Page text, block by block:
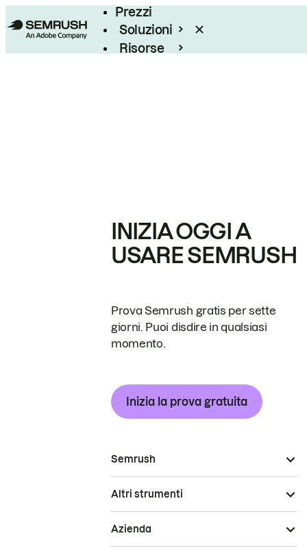
Prezzi
Soluzioni
Risorse
INIZIA OGGI A
USARE SEMRUSH
Prova Semrush gratis per sette
giorni. Puoi disdire in qualsiasi
momento.
Inizia la prova gratuita
Semrush
Altri strumenti
Azienda